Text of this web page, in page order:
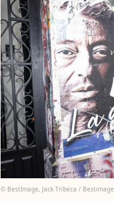
© BestImage, Jack Tribeca / Bestimage